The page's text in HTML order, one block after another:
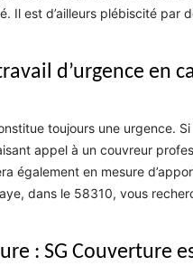
Il est d’ailleurs plébiscité par
d’urgence en
toujours une urgence.
appel à un couvreur
également en mesure
dans le 58310, vous
: SG Couverture